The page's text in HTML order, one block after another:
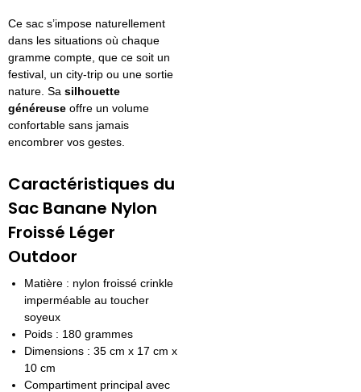
Ce sac s’impose naturellement
dans les situations où chaque
gramme compte, que ce soit un
festival, un city-trip ou une sortie
nature. Sa silhouette
généreuse offre un volume
confortable sans jamais
encombrer vos gestes.
Caractéristiques du
Sac Banane Nylon
Froissé Léger
Outdoor
Matière : nylon froissé crinkle
imperméable au toucher
soyeux
Poids : 180 grammes
Dimensions : 35 cm x 17 cm x
10 cm
Compartiment principal avec